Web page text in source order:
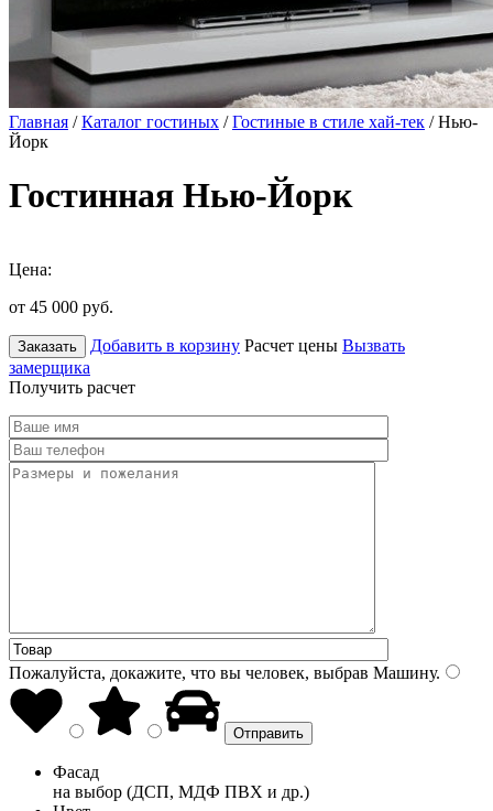
Главная /Каталог гостиных /Гостиные в стиле хай-тек / Нью-
Йорк
Гостинная Нью-Йорк
Цена:
от 45 000 руб.
Заказать Добавить в корзину Расчет цены Вызвать
замерщика
Получить расчет
Пожалуйста, докажите, что вы человек, выбрав Машину.
Фасад
на выбор (ДСП, МДФ ПВХ и др.)